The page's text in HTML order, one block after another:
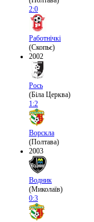
2:0
Работнічкі
(Скопьє)
2002
Рось
(Біла Церква)
1:2
Ворскла
(Полтава)
2003
Водник
(Миколаїв)
0:3